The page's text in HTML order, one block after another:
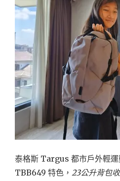
泰格斯 Targus 都市戶外輕
TBB649 特色， 23公升背包